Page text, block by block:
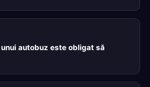
autobuz este obligat să